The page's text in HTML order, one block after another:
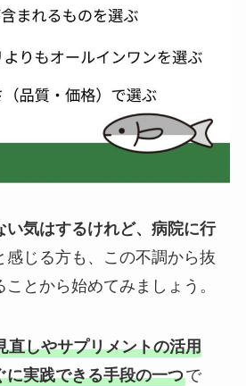
い気はするけれど、病院に行
感じる方も、この不調から抜
とから始めてみましょう。
直しやサプリメントの活用
に実践できる手段の一つで